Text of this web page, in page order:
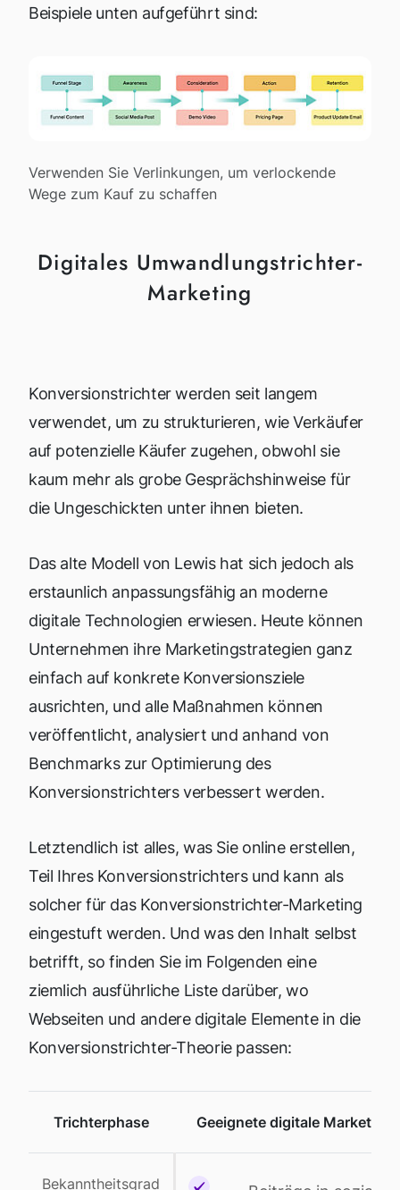
Beispiele unten aufgeführt sind:
Verwenden Sie Verlinkungen, um verlockende
Wege zum Kauf zu schaffen
Digitales Umwandlungstrichter-
Marketing
Konversionstrichter werden seit langem
verwendet, um zu strukturieren, wie Verkäufer
auf potenzielle Käufer zugehen, obwohl sie
kaum mehr als grobe Gesprächshinweise für
die Ungeschickten unter ihnen bieten.
Das alte Modell von Lewis hat sich jedoch als
erstaunlich anpassungsfähig an moderne
digitale Technologien erwiesen. Heute können
Unternehmen ihre Marketingstrategien ganz
einfach auf konkrete Konversionsziele
ausrichten, und alle Maßnahmen können
veröffentlicht, analysiert und anhand von
Benchmarks zur Optimierung des
Konversionstrichters verbessert werden.
Letztendlich ist alles, was Sie online erstellen,
Teil Ihres Konversionstrichters und kann als
solcher für das Konversionstrichter-Marketing
eingestuft werden. Und was den Inhalt selbst
betrifft, so finden Sie im Folgenden eine
ziemlich ausführliche Liste darüber, wo
Webseiten und andere digitale Elemente in die
Konversionstrichter-Theorie passen:
Trichterphase Geeignete digitale
Bekanntheitsgrad